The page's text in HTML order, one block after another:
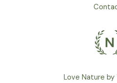
Love Nature by